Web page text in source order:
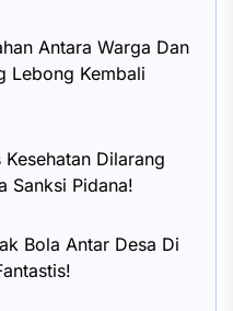
Antara Warga Dan
Lebong Kembali
Dilarang
Sanksi Pidana!
Bola Antar Desa Di